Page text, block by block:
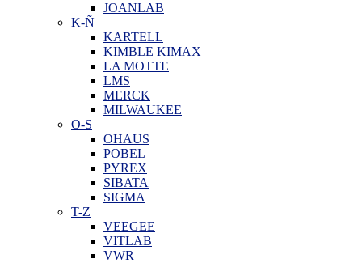
JOANLAB
K-Ñ
KARTELL
KIMBLE KIMAX
LA MOTTE
LMS
MERCK
MILWAUKEE
O-S
OHAUS
POBEL
PYREX
SIBATA
SIGMA
T-Z
VEEGEE
VITLAB
VWR